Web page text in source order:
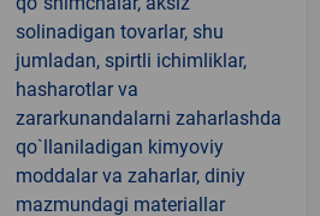
solinadigan tovarlar, shu
jumladan, spirtli ichimliklar,
hasharotlar va
zararkunandalarni zaharlashda
qo`llaniladigan kimyoviy
moddalar va zaharlar, diniy
mazmundagi materiallar